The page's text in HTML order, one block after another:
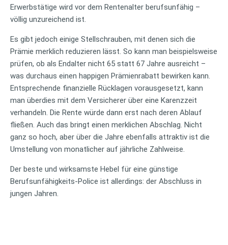
Erwerbstätige wird vor dem Rentenalter berufsunfähig –
völlig unzureichend ist.
Es gibt jedoch einige Stellschrauben, mit denen sich die
Prämie merklich reduzieren lässt. So kann man beispielsweise
prüfen, ob als Endalter nicht 65 statt 67 Jahre ausreicht –
was durchaus einen happigen Prämienrabatt bewirken kann.
Entsprechende finanzielle Rücklagen vorausgesetzt, kann
man überdies mit dem Versicherer über eine Karenzzeit
verhandeln. Die Rente würde dann erst nach deren Ablauf
fließen. Auch das bringt einen merklichen Abschlag. Nicht
ganz so hoch, aber über die Jahre ebenfalls attraktiv ist die
Umstellung von monatlicher auf jährliche Zahlweise.
Der beste und wirksamste Hebel für eine günstige
Berufsunfähigkeits-Police ist allerdings: der Abschluss in
jungen Jahren.